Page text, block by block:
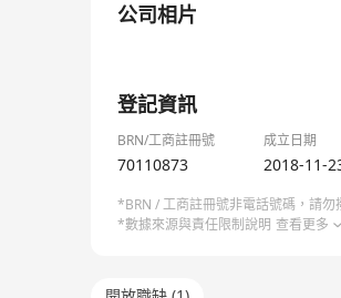
外國際牌照考評, 平均每年畢業
本中心為ITEC, TQUK, ISO,
學員設計既互動又易掌握的專
師，且每位導師均擁有10年以
金資助, 讓學校登上培訓業界更
1. 總校香港地址：九龍新蒲崗大
公司相片
登記資訊
BRN/工商註冊號 成立日期
70110873 2018-11-
*BRN / 工商註冊號非電話號碼，請勿
*數據來源與責任限制說明 查看更多